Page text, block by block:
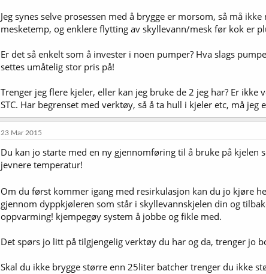
Jeg synes selve prosessen med å brygge er morsom, så må
mesketemp, og enklere flytting av skyllevann/mesk før kok er
Er det så enkelt som å invester i noen pumper? Hva slags
settes umåtelig stor pris på!
Trenger jeg flere kjeler, eller kan jeg bruke de 2 jeg har? Er
STC. Har begrenset med verktøy, så å ta hull i kjeler etc, må jeg
23 Mar 2015
Du kan jo starte med en ny gjennomføring til å bruke på
jevnere temperatur!
Om du først kommer igang med resirkulasjon kan du jo kjøre
gjennom dyppkjøleren som står i skyllevannskjelen din og
oppvarming! kjempegøy system å jobbe og fikle med.
Det spørs jo litt på tilgjengelig verktøy du har og da, trenger jo
Skal du ikke brygge større enn 25liter batcher trenger du ikke